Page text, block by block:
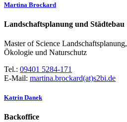
Martina Brockard
Landschaftsplanung und Städtebau
Master of Science Landschaftsplanung,
Ökologie und Naturschutz
Tel.: 09401 5284-171
E-Mail: martina.brockard(at)s2bi.de
Katrin Danek
Backoffice